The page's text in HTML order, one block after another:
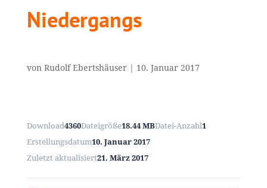
Niedergangs
von Rudolf Ebertshäuser| 10. Januar 2017
Download4360Dateigröße18.44 MBDatei-Anzahl1
Erstellungsdatum10. Januar 2017
Zuletzt aktualisiert21. März 2017